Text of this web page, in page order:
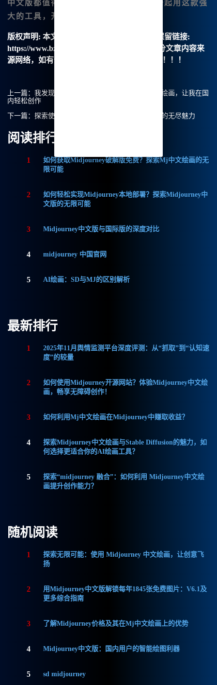
中文版都值得你试一试。来吧，让我们一起用这款强
大的工具，开启属于我们的艺术之旅！
版权声明: 本文由【B族智能】原创，转载请保留链接:
https://www.bzu.cn/news/show/9023.html，部分文章内容来
源网络，如有侵权请联系我们删除处理。谢谢！！！
上一篇： 我发现了一个极好的工具：Midjourney中文绘画，让我在国
内轻松创作
下一篇： 探索使用Midjourney中文绘画实现古风艺术的无尽魅力
阅读排行
1
如何获取Midjourney破解版免费？探索Mj中文绘画的无
限可能
2
如何轻松实现Midjourney本地部署？探索Midjourney中
文版的无限可能
3 Midjourney中文版与国际版的深度对比
4 midjourney 中国官网
5 AI绘画：SD与MJ的区别解析
最新排行
1
2025年11月舆情监测平台深度评测：从“抓取”到“认知速
度”的较量
2
如何使用Midjourney开源网站？体验Midjourney中文绘
画，畅享无障碍创作！
3 如何利用Mj中文绘画在Midjourney中赚取收益？
4
探索Midjourney中文绘画与Stable Diffusion的魅力，如
何选择更适合你的AI绘画工具？
5
探索“midjourney 融合”：如何利用 Midjourney中文绘
画提升创作能力？
随机阅读
1
探索无限可能：使用 Midjourney 中文绘画，让创意飞
扬
2
用Midjourney中文版解锁每年1845张免费图片：V6.1及
更多综合指南
3 了解Midjourney价格及其在Mj中文绘画上的优势
4 Midjourney中文版：国内用户的智能绘图利器
5 sd midjourney